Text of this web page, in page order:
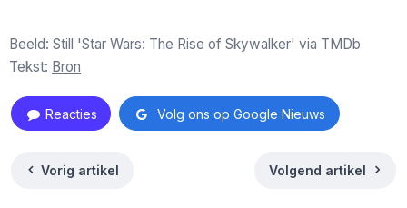
Beeld: Still 'Star Wars: The Rise of Skywalker' via TMDb
Tekst: Bron
Reacties Volg ons op Google Nieuws
Vorig artikel Volgend artikel